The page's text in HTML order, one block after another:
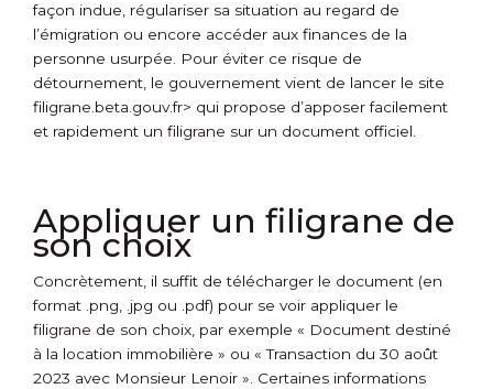
façon indue, régulariser sa situation au regard de
l’émigration ou encore accéder aux finances de la
personne usurpée. Pour éviter ce risque de
détournement, le gouvernement vient de lancer le site
filigrane.beta.gouv.fr> qui propose d’apposer facilement
et rapidement un filigrane sur un document officiel.
Appliquer un filigrane de
son choix
Concrètement, il suffit de télécharger le document (en
format .png, .jpg ou .pdf) pour se voir appliquer le
filigrane de son choix, par exemple « Document destiné
à la location immobilière » ou « Transaction du 30 août
2023 avec Monsieur Lenoir ». Certaines informations